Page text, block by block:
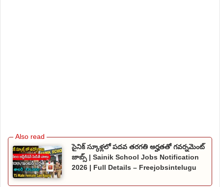
సైనిక్ స్కూళ్లలో పదవ తరగతి అర్హతతో గవర్నమెంట్
జాబ్స్ | Sainik School Jobs Notification
2026 | Full Details – Freejobsintelugu